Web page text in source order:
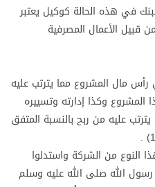
في هذه الحالة كوكيل يعتبر
قبيل الأعمال المصرفية
مال المشروع مما يترتب عليه
وكذا إدارته وتسييره
عليه من ربح بالنسبة المتفق
من الشركة واستدلوا
الله صلى الله عليه وسلم